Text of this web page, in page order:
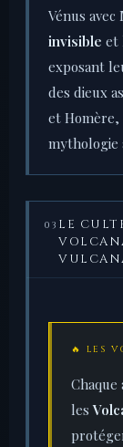
Vénus
invisible et
exposant
des dieux
et Homère,
mythologie
03 LE
🔥 LES
Chaque
les